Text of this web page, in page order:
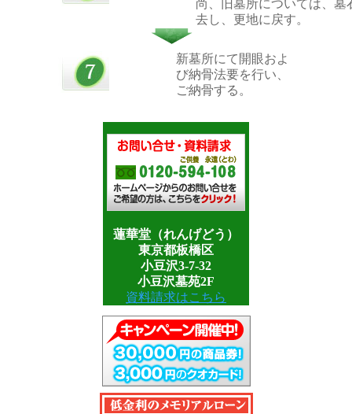
尚、旧墓所については、墓
去し、更地に戻す。
新墓所にて開眼およ
び納骨法要を行い、
ご納骨する。
蓮華堂（れんげどう）
東京都板橋区
小豆沢3-7-32
小豆沢墓苑2F
資料請求はこちら